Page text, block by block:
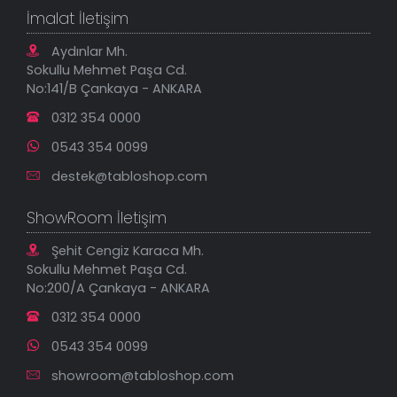
Geçerli İade Koşulları
Mesafeli Satış Sözleşmesi
Gizlilik Güvenlik Politikası
Tablonu Sen Tasarla
Tablo Saatler
Yeni Eklenenler
En Çok Satılanlar
İndirimli Tablolar
İmalat İletişim
Aydınlar Mh.
Sokullu Mehmet Paşa Cd.
No:141/B Çankaya - ANKARA
0312 354 0000
0543 354 0099
destek@tabloshop.com
ShowRoom İletişim
Şehit Cengiz Karaca Mh.
Sokullu Mehmet Paşa Cd.
No:200/A Çankaya - ANKARA
0312 354 0000
0543 354 0099
showroom@tabloshop.com